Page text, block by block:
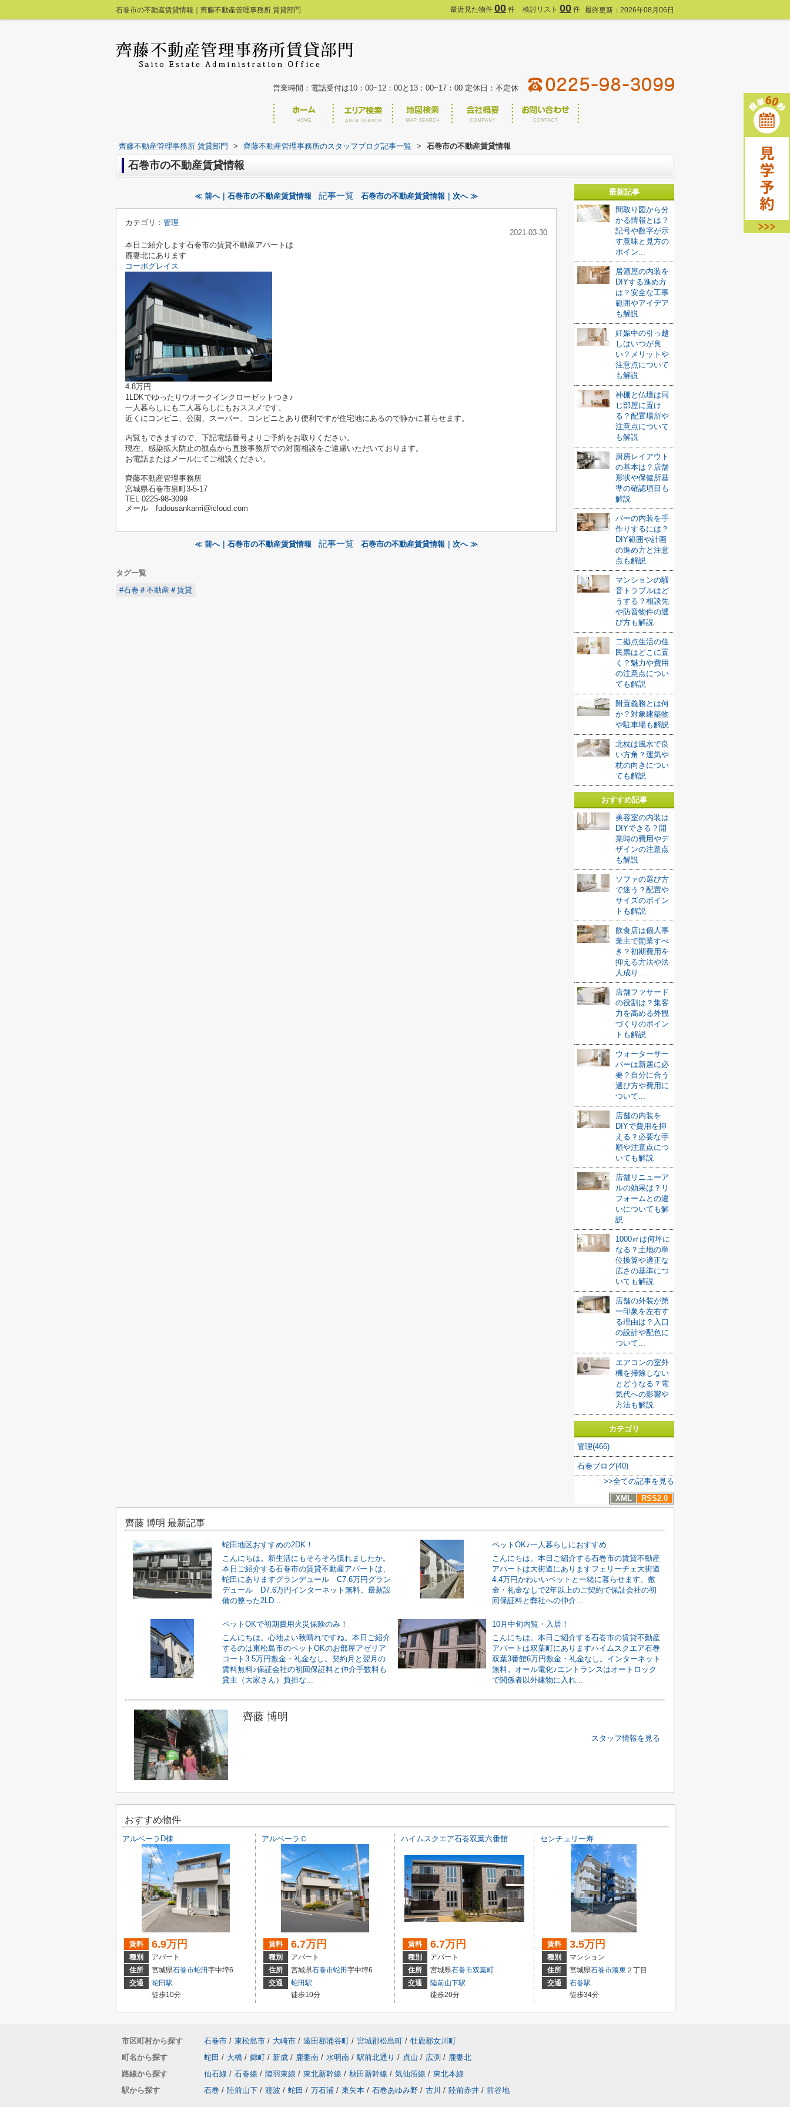
石巻市の不動産賃貸情報｜齊藤不動産管理事務所 賃貸部門 最近見た物件 00 件 検討リスト 00 件 最終更新：2026年08月06日
営業時間：電話受付は10：00~12：00と13：00~17：00 定休日：不定休
齊藤不動産管理事務所 賃貸部門 > 齊藤不動産管理事務所のスタッフブログ記事一覧 > 石巻市の不動産賃貸情報
石巻市の不動産賃貸情報
≪ 前へ｜石巻市の不動産賃貸情報 記事一覧 石巻市の不動産賃貸情報｜次へ ≫
カテゴリ： 管理
2021-03-30
本日ご紹介します石巻市の賃貸不動産アパートは
鹿妻北にあります
コーポグレイス
4.8万円
1LDKでゆったりウオークインクローゼットつき♪
一人暮らしにも二人暮らしにもおススメです。
近くにコンビニ、公園、スーパー、コンビニとあり便利ですが住宅地にあるので静かに暮らせます。
内覧もできますので、下記電話番号よりご予約をお取りください。
現在、感染拡大防止の観点から直接事務所での対面相談をご遠慮いただいております。
お電話またはメールにてご相談ください。
齊藤不動産管理事務所
宮城県石巻市泉町3-5-17
TEL 0225-98-3099
メール fudousankanri@icloud.com
≪ 前へ｜石巻市の不動産賃貸情報 記事一覧 石巻市の不動産賃貸情報｜次へ ≫
タグ一覧
#石巻＃不動産＃賃貸
最新記事
間取り図から分
かる情報とは？
記号や数字が示
す意味と見方の
ポイン...
居酒屋の内装を
DIYする進め方
は？安全な工事
範囲やアイデア
も解説
妊娠中の引っ越
しはいつが良
い？メリットや
注意点について
も解説
神棚と仏壇は同
じ部屋に置け
る？配置場所や
注意点について
も解説
厨房レイアウト
の基本は？店舗
形状や保健所基
準の確認項目も
解説
バーの内装を手
作りするには？
DIY範囲や計画
の進め方と注意
点も解説
マンションの騒
音トラブルはど
うする？相談先
や防音物件の選
び方も解説
二拠点生活の住
民票はどこに置
く？魅力や費用
の注意点につい
ても解説
附置義務とは何
か？対象建築物
や駐車場も解説
北枕は風水で良
い方角？運気や
枕の向きについ
ても解説
おすすめ記事
美容室の内装は
DIYできる？開
業時の費用やデ
ザインの注意点
も解説
ソファの選び方
で迷う？配置や
サイズのポイン
トも解説
飲食店は個人事
業主で開業すべ
き？初期費用を
抑える方法や法
人成り...
店舗ファサード
の役割は？集客
力を高める外観
づくりのポイン
トも解説
ウォーターサー
バーは新居に必
要？自分に合う
選び方や費用に
ついて...
店舗の内装を
DIYで費用を抑
える？必要な手
順や注意点につ
いても解説
店舗リニューア
ルの効果は？リ
フォームとの違
いについても解
説
1000㎡は何坪に
なる？土地の単
位換算や適正な
広さの基準につ
いても解説
店舗の外装が第
一印象を左右す
る理由は？入口
の設計や配色に
ついて...
エアコンの室外
機を掃除しない
とどうなる？電
気代への影響や
方法も解説
カテゴリ
管理(466)
石巻ブログ(40)
>>全ての記事を見る
XML
RSS2.0
齊藤 博明 最新記事
蛇田地区おすすめの2DK！
こんにちは。新生活にもそろそろ慣れましたか。
本日ご紹介する石巻市の賃貸不動産アパートは、
蛇田にありますグランデュール C7.6万円グラン
デュール D7.6万円インターネット無料。最新設
備の整った2LD...
ペットOK♪一人暮らしにおすすめ
こんにちは。本日ご紹介する石巻市の賃貸不動産
アパートは大街道にありますフェリーチェ大街道
4.4万円かわいいペットと一緒に暮らせます。敷
金・礼金なしで2年以上のご契約で保証会社の初
回保証料と弊社への仲介...
ペットOKで初期費用火災保険のみ！
こんにちは。心地よい秋晴れですね。本日ご紹介
するのは東松島市のペットOKのお部屋アゼリア
コート3.5万円敷金・礼金なし。契約月と翌月の
賃料無料♪保証会社の初回保証料と仲介手数料も
貸主（大家さん）負担な...
10月中旬内覧・入居！
こんにちは。本日ご紹介する石巻市の賃貸不動産
アパートは双葉町にありますハイムスクエア石巻
双葉3番館6万円敷金・礼金なし。インターネット
無料。オール電化♪エントランスはオートロック
で関係者以外建物に入れ...
齊藤 博明
スタッフ情報を見る
おすすめ物件
アルベーラD棟
賃料 6.9万円
種別
アパート
住所
宮城県石巻市蛇田字中埣6
交通
蛇田駅
徒歩10分
アルベーラＣ
賃料 6.7万円
種別
アパート
住所
宮城県石巻市蛇田字中埣6
交通
蛇田駅
徒歩10分
ハイムスクエア石巻双葉六番館
賃料 6.7万円
種別
アパート
住所
宮城県石巻市双葉町
交通
陸前山下駅
徒歩20分
センチュリー寿
賃料 3.5万円
種別
マンション
住所
宮城県石巻市湊東 ２丁目
交通
石巻駅
徒歩34分
市区町村から探す 石巻市 / 東松島市 / 大崎市 / 遠田郡涌谷町 / 宮城郡松島町 / 牡鹿郡女川町
町名から探す
蛇田 / 大橋 / 錦町 / 新成 / 鹿妻南 / 水明南 / 駅前北通り / 貞山 / 広渕 / 鹿妻北
路線から探す
仙石線 / 石巻線 / 陸羽東線 / 東北新幹線 / 秋田新幹線 / 気仙沼線 / 東北本線
駅から探す
石巻 / 陸前山下 / 渡波 / 蛇田 / 万石浦 / 東矢本 / 石巻あゆみ野 / 古川 / 陸前赤井 / 前谷地